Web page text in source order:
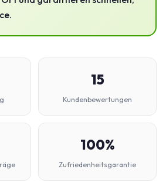
15
Kundenbewertungen
100%
Zufriedenheitsgarantie